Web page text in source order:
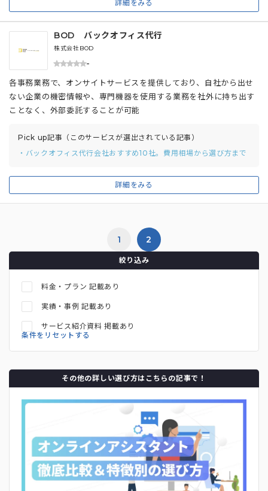
詳細をみる
BOD バックオフィス代行
株式会社BOD
-
詳細をみる
各事務業務で、オンサイトサービスを提供しており、自社から出せ
ない企業の機密情報や、専門機器を使用する業務を社外に持ち出す
ことなく、外部委託することが可能
Pick up記事（このサービスが選出されている記事）
・バックオフィス代行会社おすすめ10社。費用相場から選び方まで
1 2
絞り込み
料金・プラン 記載あり
実績・事例 記載あり
サービス紹介資料 掲載あり
条件をリセットする
その他の詳しい選び方はこちらの記事で！